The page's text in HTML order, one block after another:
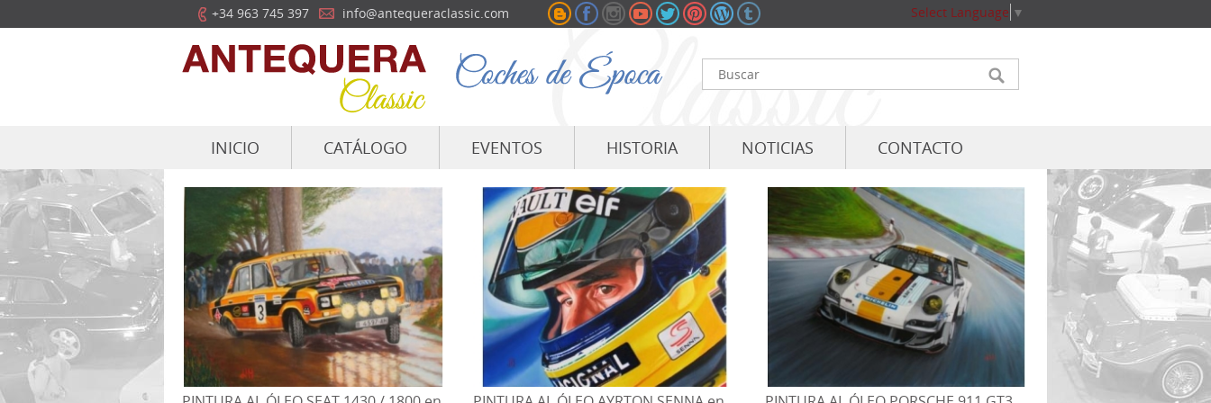
+34 963 745 397 info@antequeraclassic.com Select Language ▼
INICIO CATÁLOGO EVENTOS HISTORIA NOTICIAS CONTACTO